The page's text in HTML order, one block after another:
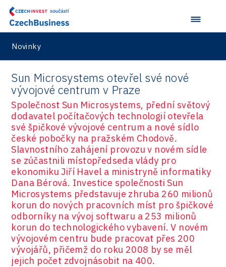
Novinky
Sun Microsystems otevřel své nové
vývojové centrum v Praze
Společnost Sun Microsystems, přední světový
dodavatel počítačových technologií otevřela
své špičkové vývojové centrum a nové sídlo
české pobočky na pražském Chodově.
Slavnostního zahájení provozu v novém sídle
se zúčastnili místopředseda vlády pro
ekonomiku Jiří Havel a ministryně informatiky
Dana Bérová. Investice společnosti Sun
Microsystems představuje zhruba 260 milionů
korun do nových pracovních míst pro špičkové
odborníky na vývoj softwaru a 253 milionů
korun do technologického vybavení. V novém
vývojovém centru bude pracovat přes 200
vývojářů, přičemž do roku 2008 by se měl
jejich počet zdvojnásobit na 400.